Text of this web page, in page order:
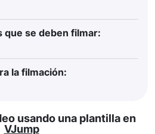
que se deben filmar:
la filmación:
usando una plantilla en
VJump